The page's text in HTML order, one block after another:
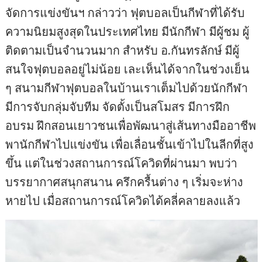
จัดการแข่งขันฯ กล่าวว่า ฟุตบอลเป็นกีฬาที่ได้รับ
ความนิยมสูงสุดในประเทศไทย มีนักกีฬา มีผู้ชม ผู้
ติดตามเป็นจำนวนมาก สำหรับ อ.กันทรลักษ์ มีผู้
สนใจฟุตบอลอยู่ไม่น้อย เละเห็นได้จากในช่วงเย็น
ๆ สนามกีฬาฟุตบอลในบ้านเราเต็มไปด้วยนักกีฬา
มีการจับกลุ่มจับทีม จัดตั้งเป็นสโมสร มีการฝึก
อบรม ฝึกสอนเยาวชนเพื่อพัฒนาสู่เส้นทางมืออาชีพ
พานักกีฬาไปแข่งขัน เพื่อเลื่อนชั้นเข้าไปในลีกที่สูง
ขึ้น แต่ในช่วงสถานการณ์โควิดที่ผ่านมา พบว่า
บรรยากาศสนุกสนาน ครึกครื้นต่าง ๆ เริ่มจะห่าง
หายไป เมื่อสถานการณ์โควิดได้คลี่คลายลงแล้ว